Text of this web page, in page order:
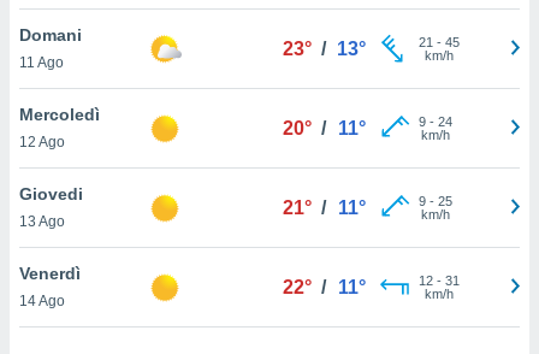
ci
il
un
la
di esso.
Domani
11 Ago
23° / 13° 21 - 45
km/h
Mercoledì
12 Ago
20° / 11° 9- 24
km/h
Giovedi
13 Ago
21° / 11° 9- 25
km/h
Venerdì
14 Ago
22° / 11° 12- 31
km/h